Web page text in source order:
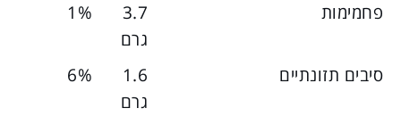
פחמימות
3.7
גרם
1%
סיבים תזונתיים
1.6
גרם
6%